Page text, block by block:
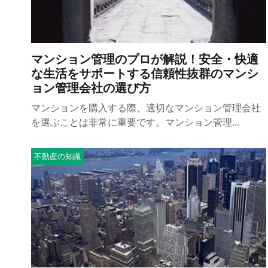
マンション管理のプロが解説！安全・快適
な生活をサポートする信頼性抜群のマンシ
ョン管理会社の選び方
マンションを購入する際、適切なマンション管理会社
を選ぶことは非常に重要です。マンション管理...
不動産の知識